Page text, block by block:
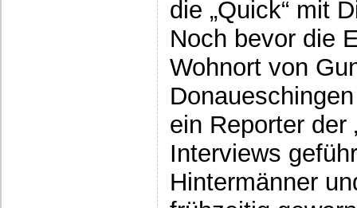
die „Quick“ mit
Noch bevor die
Wohnort von
ein Reporter der
Interviews
Hintermänner